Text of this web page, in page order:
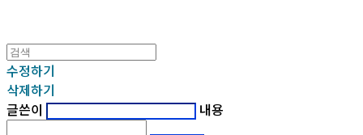
수정하기
삭제하기
글쓴이
내용